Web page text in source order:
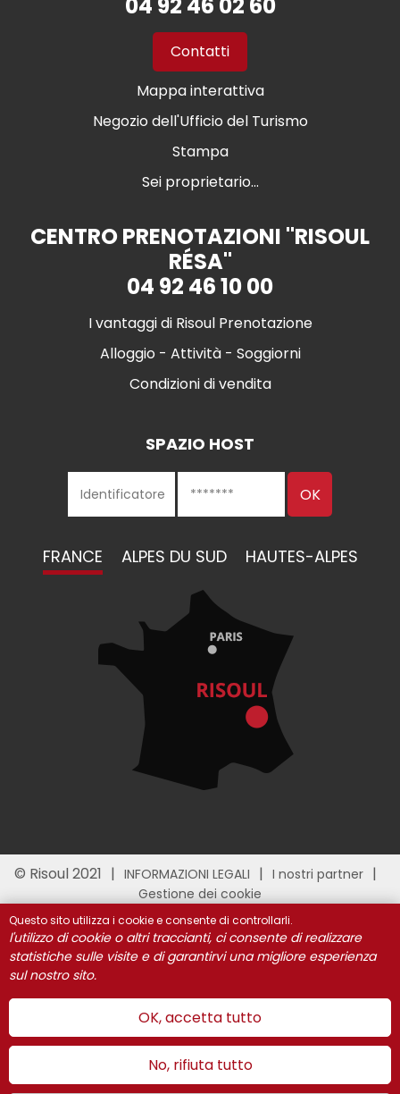
Contatti
Mappa interattiva
Negozio dell'Ufficio del Turismo
Stampa
Sei proprietario...
CENTRO PRENOTAZIONI "RISOUL
RÉSA"
04 92 46 10 00
I vantaggi di Risoul Prenotazione
Alloggio - Attività - Soggiorni
Condizioni di vendita
SPAZIO HOST
FRANCE ALPES DU SUD HAUTES-ALPES
© Risoul 2021 INFORMAZIONI LEGALI
I nostri partner
Gestione dei cookie
Questo sito utilizza i cookie e consente di controllarli.
l'utilizzo di cookie o altri traccianti, ci consente di realizzare
statistiche sulle visite e di garantirvi una migliore esperienza
sul nostro sito.
OK, accetta tutto
No, rifiuta tutto